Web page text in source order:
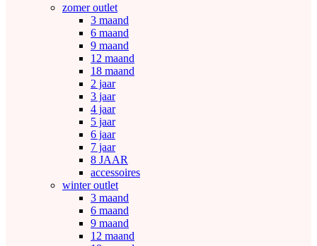
zomer outlet
3 maand
6 maand
9 maand
12 maand
18 maand
2 jaar
3 jaar
4 jaar
5 jaar
6 jaar
7 jaar
8 JAAR
accessoires
winter outlet
3 maand
6 maand
9 maand
12 maand